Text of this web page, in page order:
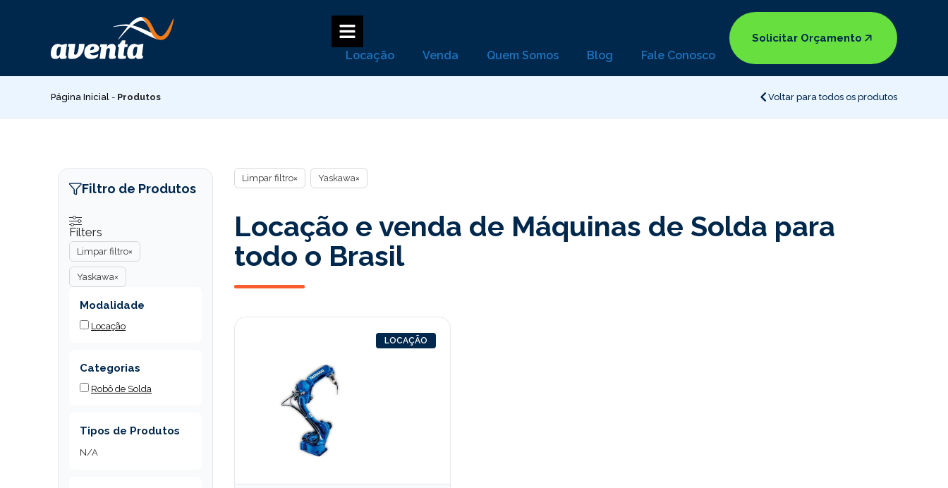
conteúdo
Locação Venda Quem Somos Blog Fale Conosco
Solicitar Orçamento
Página Inicial - Produtos Voltar para todos os produtos
Limpar filtro× Yaskawa×
Locação e venda de Máquinas de Solda para
todo o Brasil
LOCAÇÃO
Filtro de Produtos
Filters
Limpar filtro×
Yaskawa×
Modalidade
Locação
Categorias
Robô de Solda
Tipos de Produtos
N/A